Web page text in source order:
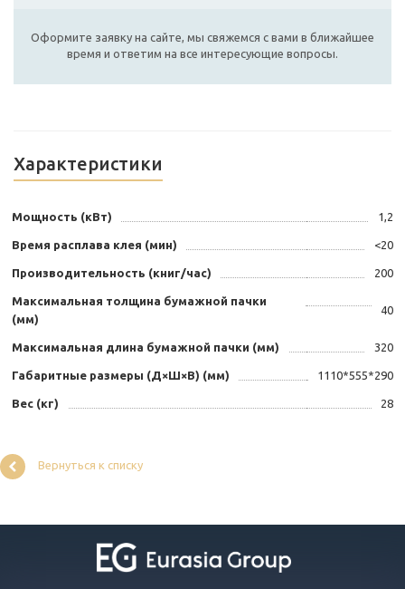
Оформите заявку на сайте, мы свяжемся с вами в ближайшее
время и ответим на все интересующие вопросы.
Характеристики
Мощность (кВт) 1,2
Время расплава клея (мин) <20
Производительность (книг/час) 200
Максимальная толщина бумажной пачки
(мм)
40
Максимальная длина бумажной пачки (мм) 320
Габаритные размеры (Д×Ш×В) (мм) 1110*555*290
Вес (кг) 28
Вернуться к списку